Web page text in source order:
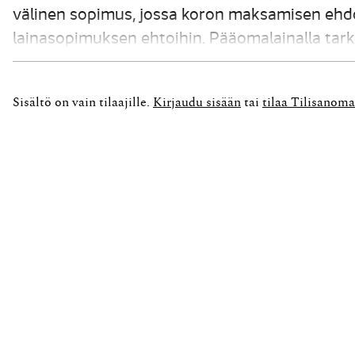
välinen sopimus, jossa koron maksamisen
lainasopimuksen ehtoihin. Pääomalainalla
erityisehtoista lainaa, jolla on muihin
Sisältö on vain tilaajille. Kirjaudu sisään tai tilaa